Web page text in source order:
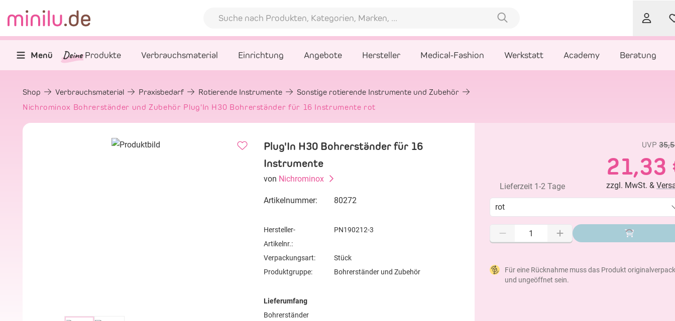
Menü Deine Produkte Verbrauchsmaterial Einrichtung Angebote Hersteller Medical-Fashion Werkstatt Academy Beratung
Shop Verbrauchsmaterial Praxisbedarf Rotierende Instrumente
Sonstige rotierende Instrumente und Zubehör
Nichrominox Bohrerständer und Zubehör Plug'In H30 Bohrerständer für 16 Instrumente rot
Plug'In H30 Bohrerständer für 16
Instrumente
von Nichrominox
Artikelnummer: 80272
Hersteller-
Artikelnr.:
PN190212-3
Verpackungsart:
Stück
Produktgruppe:
Bohrerständer und Zubehör
Lieferumfang
Bohrerständer
UVP
21,33
Lieferzeit 1-2 Tage zzgl. MwSt. &
rot
Für eine Rücknahme muss das Produkt
und ungeöffnet sein.